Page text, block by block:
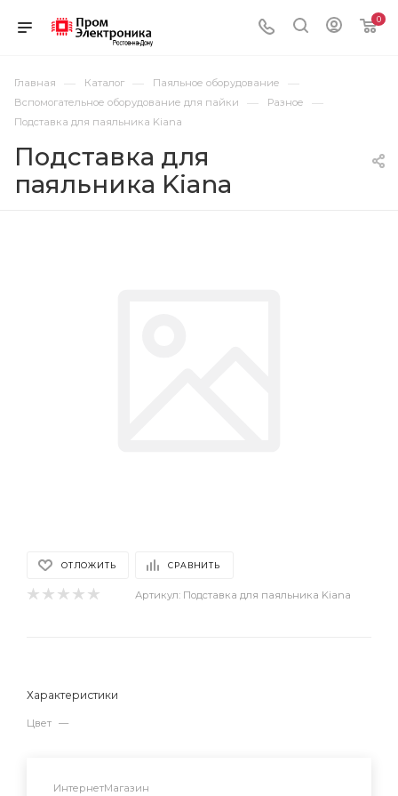
0
Главная — Каталог — Паяльное оборудование —
Вспомогательное оборудование для пайки — Разное —
Подставка для паяльника Kiana
Подставка для
паяльника Kiana
ОТЛОЖИТЬ СРАВНИТЬ
Артикул: Подставка для паяльника Kiana
Характеристики
Цвет —
ИнтернетМагазин